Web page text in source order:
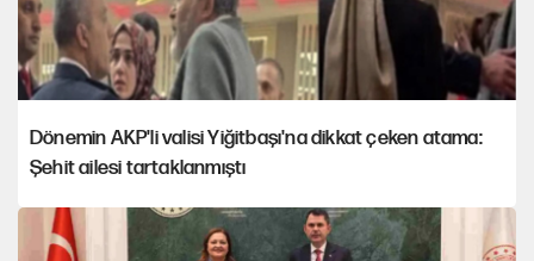
Dönemin AKP'li valisi Yiğitbaşı'na dikkat çeken atama:
Şehit ailesi tartaklanmıştı